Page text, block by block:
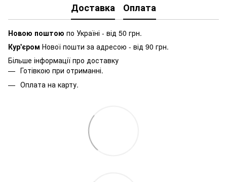
Доставка Оплата
Новою поштою по Україні - від 50 грн.
Кур'єром Нової пошти за адресою - від 90 грн.
Більше інформації про доставку
Готівкою при отриманні.
Оплата на карту.